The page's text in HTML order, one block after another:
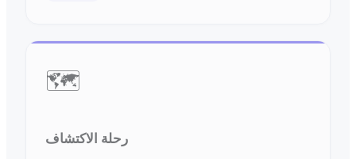
🗺️
رحلة الاكتشاف